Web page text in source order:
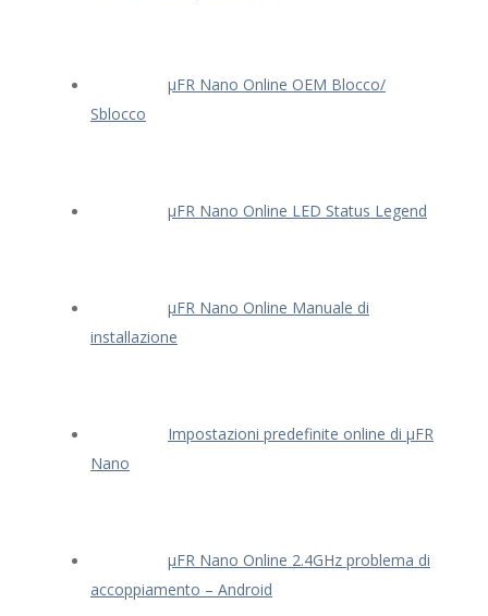
μFR Nano Online OEM Blocco/
Sblocco
μFR Nano Online LED Status Legend
μFR Nano Online Manuale di
installazione
Impostazioni predefinite online di μFR
Nano
μFR Nano Online 2.4GHz problema di
accoppiamento – Android